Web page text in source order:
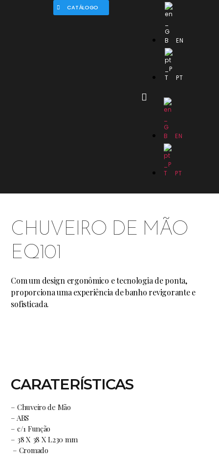
CATÁLOGO
EN
PT
EN
PT
CHUVEIRO DE MÃO
EQ101
Com um design ergonômico e tecnologia de ponta,
proporciona uma experiência de banho revigorante e
sofisticada.
CARATERÍSTICAS
– Chuveiro de Mão
– ABS
– c/1 Função
– 38 X 38 X L230 mm
– Cromado